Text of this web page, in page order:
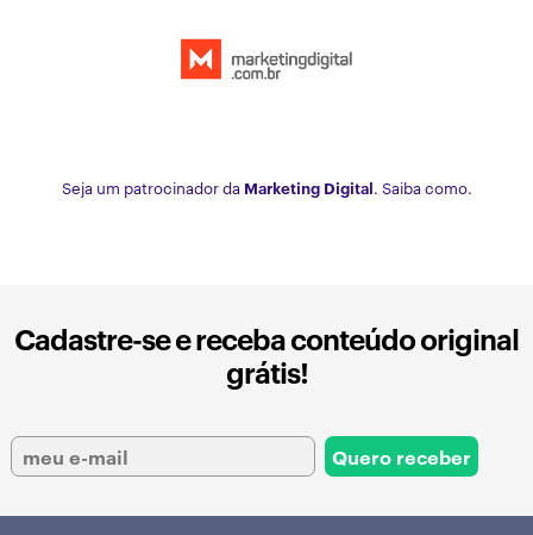
Seja um patrocinador da Marketing Digital. Saiba como.
Cadastre-se e receba conteúdo original
grátis!